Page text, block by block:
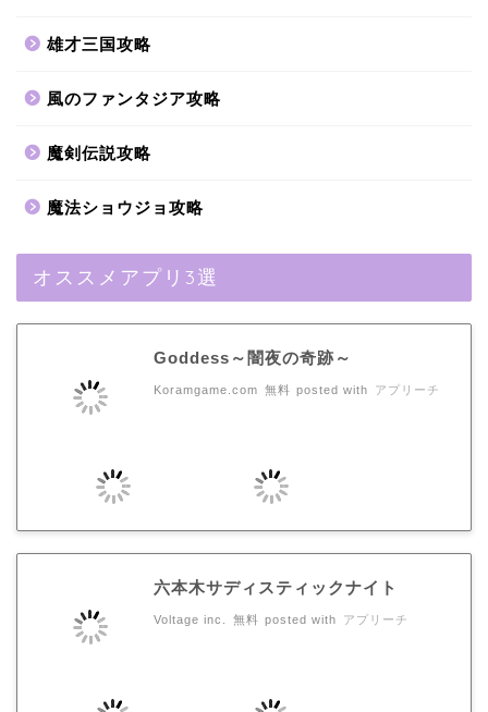
雄才三国攻略
風のファンタジア攻略
魔剣伝説攻略
魔法ショウジョ攻略
オススメアプリ3選
Goddess～闇夜の奇跡～
Koramgame.com 無料 posted with アプリーチ
六本木サディスティックナイト
Voltage inc. 無料 posted with アプリーチ